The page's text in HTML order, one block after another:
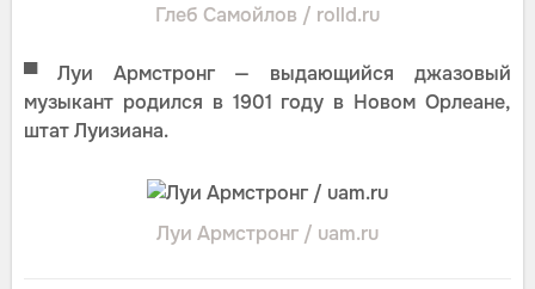
Глеб Самойлов / rolld.ru
▀Луи Армстронг — выдающийся джазовый
музыкант родился в 1901 году в Новом Орлеане,
штат Луизиана.
Луи Армстронг / uam.ru